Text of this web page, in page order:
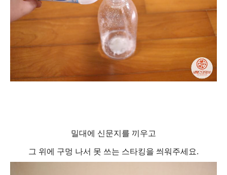
밀대에 신문지를 끼우고
그 위에 구멍 나서 못 쓰는 스타킹을 씌워주세요.